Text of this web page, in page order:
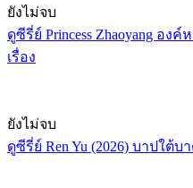
ยังไม่จบ
ดูซีรี่ย์ Princess Zhaoyang อง
เรื่อง
ยังไม่จบ
ดูซีรี่ย์ Ren Yu (2026) บาปใต้